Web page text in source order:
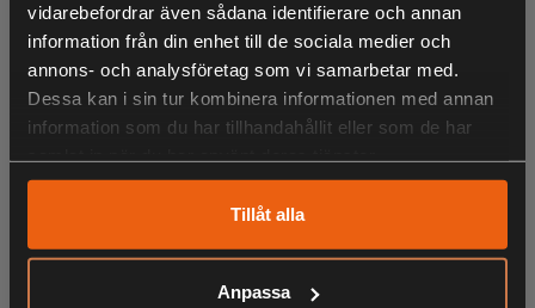
vidarebefordrar även sådana identifierare och annan
information från din enhet till de sociala medier och
annons- och analysföretag som vi samarbetar med.
Dessa kan i sin tur kombinera informationen med annan
information som du har tillhandahållit eller som de har
Tillåt alla
Anpassa
smartphone kan användas med handskar på. Uppfyller EN
388:2016- 2121X. Storlek 6, 7, 8, 9, 10 och 12.
Stötdämpande vaddering i handflata
Stötdämpande vaddering skyddar handflatan, medan den